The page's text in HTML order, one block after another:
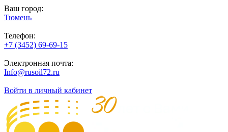
Ваш город:
Тюмень
Телефон:
+7 (3452) 69-69-15
Электронная почта:
Info@rusoil72.ru
Войти в личный кабинет